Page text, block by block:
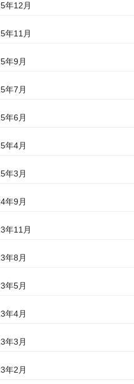
年12月
年11月
年9月
年7月
年6月
年4月
年3月
年9月
年11月
年8月
年5月
年4月
年3月
年2月